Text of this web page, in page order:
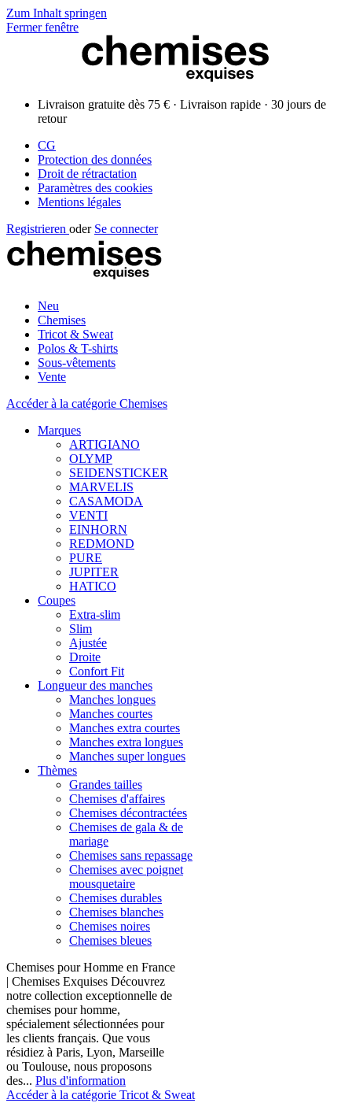
Zum Inhalt springen
Fermer fenêtre
Livraison gratuite dès 75 € · Livraison rapide · 30 jours de
retour
CG
Protection des données
Droit de rétractation
Paramètres des cookies
Mentions légales
Registrieren oder Se connecter
Neu
Chemises
Tricot & Sweat
Polos & T-shirts
Sous-vêtements
Vente
Accéder à la catégorie Chemises
Marques
ARTIGIANO
OLYMP
SEIDENSTICKER
MARVELIS
CASAMODA
VENTI
EINHORN
REDMOND
PURE
JUPITER
HATICO
Coupes
Extra-slim
Slim
Ajustée
Droite
Confort Fit
Longueur des manches
Manches longues
Manches courtes
Manches extra courtes
Manches extra longues
Manches super longues
Thèmes
Grandes tailles
Chemises d'affaires
Chemises décontractées
Chemises de gala & de
mariage
Chemises sans repassage
Chemises avec poignet
mousquetaire
Chemises durables
Chemises blanches
Chemises noires
Chemises bleues
Chemises pour Homme en France
| Chemises Exquises Découvrez
notre collection exceptionnelle de
chemises pour homme,
spécialement sélectionnées pour
les clients français. Que vous
résidiez à Paris, Lyon, Marseille
ou Toulouse, nous proposons
des... Plus d'information
Accéder à la catégorie Tricot & Sweat